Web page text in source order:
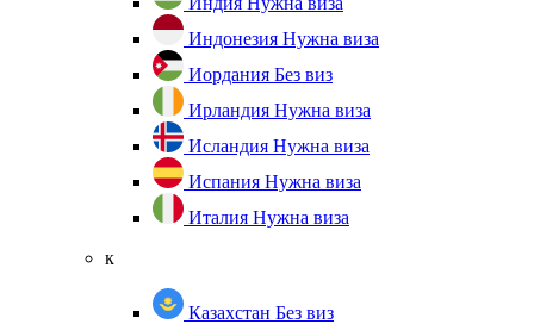
Индонезия Нужна виза
Иордания Без виз
Ирландия Нужна виза
Исландия Нужна виза
Испания Нужна виза
Италия Нужна виза
к
Казахстан Без виз